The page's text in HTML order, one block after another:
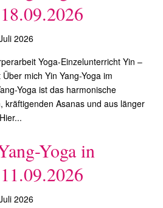
2026
Yoga-Einzelunterricht Yin –
mich Yin Yang-Yoga im
Yoga ist das harmonische
kräftigenden Asanas und aus länger
Yoga in
2026